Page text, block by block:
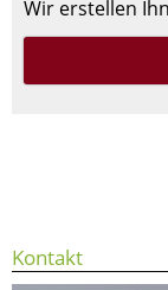
Wir erstellen
Kontakt